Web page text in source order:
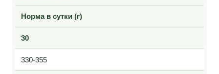
Норма в сутки (г)
30
330-355